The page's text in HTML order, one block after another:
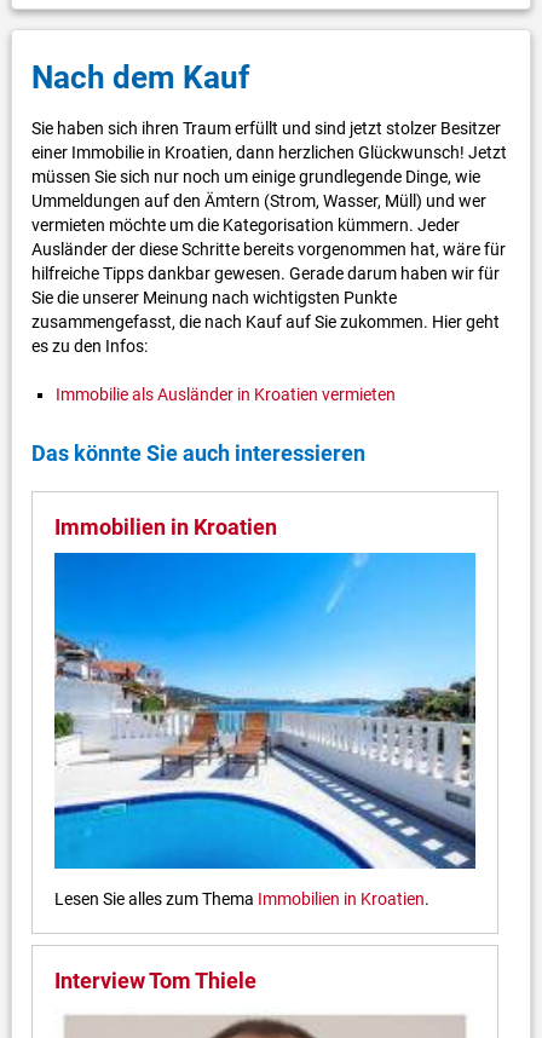
Nach dem Kauf
Sie haben sich ihren Traum erfüllt und sind jetzt stolzer Besitzer
einer Immobilie in Kroatien, dann herzlichen Glückwunsch! Jetzt
müssen Sie sich nur noch um einige grundlegende Dinge, wie
Ummeldungen auf den Ämtern (Strom, Wasser, Müll) und wer
vermieten möchte um die Kategorisation kümmern. Jeder
Ausländer der diese Schritte bereits vorgenommen hat, wäre für
hilfreiche Tipps dankbar gewesen. Gerade darum haben wir für
Sie die unserer Meinung nach wichtigsten Punkte
zusammengefasst, die nach Kauf auf Sie zukommen. Hier geht
es zu den Infos:
Immobilie als Ausländer in Kroatien vermieten
Das könnte Sie auch interessieren
Immobilien in Kroatien
Lesen Sie alles zum Thema Immobilien in Kroatien.
Interview Tom Thiele